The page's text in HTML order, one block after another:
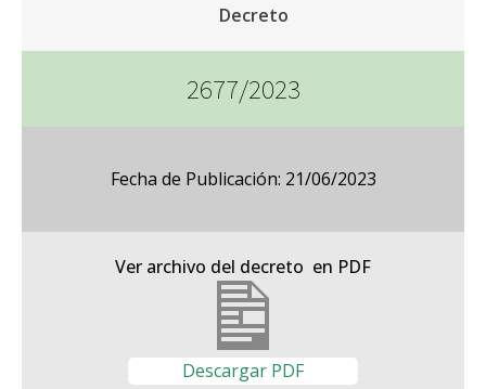
Decreto
2677/2023
Fecha de Publicación: 21/06/2023
Ver archivo del decreto en PDF
Descargar PDF